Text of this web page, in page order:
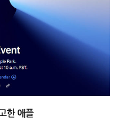
한 애플